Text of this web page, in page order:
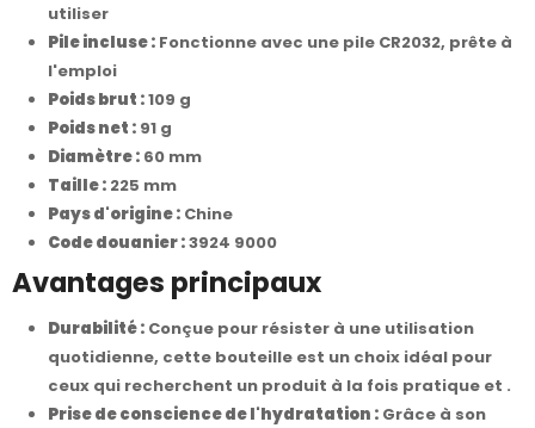
utiliser
Pile incluse : Fonctionne avec une pile CR2032, prête à
l'emploi
Poids brut :109 g
Poids net : 91 g
Diamètre : 60 mm
Taille : 225 mm
Pays d'origine : Chine
Code douanier :3924 9000
Avantages principaux
Durabilité : Conçue pour résister à une utilisation
quotidienne, cette bouteille est un choix idéal pour
ceux qui recherchent un produit à la fois pratique et .
Prise de conscience de l'hydratation : Grâce à son